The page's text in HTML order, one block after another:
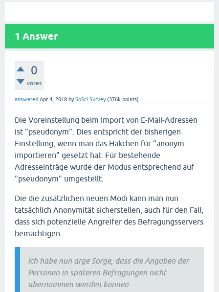
1 Answer
0
votes
answered Apr 4, 2018 bySoSci Survey (376k points)
Die Voreinstellung beim Import von E-Mail-Adressen
ist "pseudonym". Dies entspricht der bisherigen
Einstellung, wenn man das Häkchen für "anonym
importieren" gesetzt hat. Für bestehende
Adresseinträge wurde der Modus entsprechend auf
"pseudonym" umgestellt.
Die die zusätzlichen neuen Modi kann man nun
tatsächlich Anonymität sicherstellen, auch für den Fall,
dass sich potenzielle Angreifer des Befragungsservers
bemächtigen.
Ich habe nun arge Sorge, dass die Angaben der
Personen in späteren Befragungen nicht
übernommen werden können